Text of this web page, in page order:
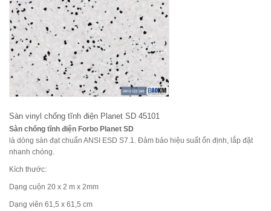
Sàn vinyl chống tĩnh điện Planet SD 45101
Sàn chống tĩnh điện Forbo Planet SD
là dòng sàn đạt chuẩn ANSI ESD S7.1. Đảm bảo hiệu suất ổn định, lắp đặt
nhanh chóng.
Kích thước:
Dạng cuộn 20 x 2 m x 2mm
Dạng viên 61,5 x 61,5 cm